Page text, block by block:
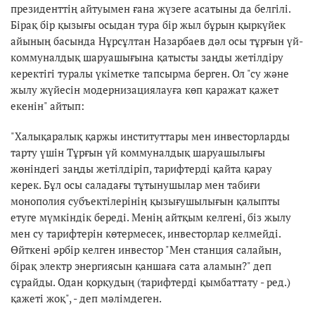
президенттің айтуымен ғана жүзеге асатыны да белгілі.
Бірақ бір қызығы осыдан тура бір жыл бұрын қыркүйек
айының басында Нұрсұлтан Назарбаев дәл осы тұрғын үй-
коммуналдық шаруашығына қатысты заңды жетілдіру
керектігі туралы үкіметке тапсырма берген. Ол "су және
жылу жүйесін модернизациялауға көп қаражат қажет
екенін" айтып:
"Халықаралық қаржы институттары мен инвесторларды
тарту үшін Тұрғын үй коммуналдық шаруашылығы
жөніндегі заңды жетілдіріп, тарифтерді қайта қарау
керек. Бұл осы саладағы тұтынушылар мен табиғи
монополия субъектілерінің қызығушылығын қалыпты
етуге мүмкіндік береді. Менің айтқым келгені, біз жылу
мен су тарифтерін көтермесек, инвесторлар келмейді.
Өйткені әрбір келген инвестор "Мен станция салайын,
бірақ электр энергиясын қаншаға сата аламын?" деп
сұрайды. Одан қорқудың (тарифтерді қымбаттату - ред.)
қажеті жоқ", - деп мәлімдеген.